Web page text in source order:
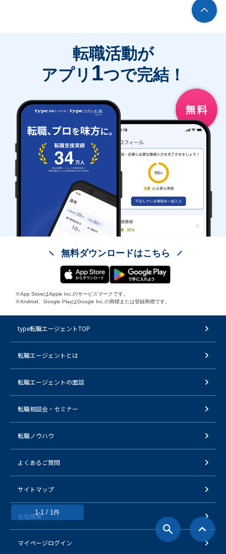
1-1 / 1件
転職活動が
アプリ 1つで完結！
無料ダウンロードはこちら
※App StoreはApple Inc.のサービスマークです。
※Android、Google PlayはGoogle Inc.の商標または登録商標です。
type転職エージェントTOP
転職エージェントとは
転職エージェントの面談
転職相談会・セミナー
転職ノウハウ
よくあるご質問
サイトマップ
会社概要
マイページログイン